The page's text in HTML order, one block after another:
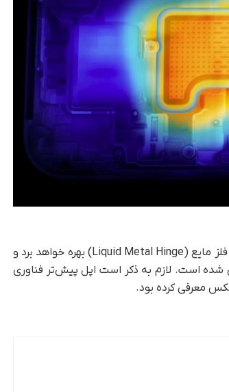
در افشاگری دیگری، اشاره شده است که آیفون اولترا از لولای مبتنی بر فلز مایع (Liquid Metal Hinge) بهره خواهد برد و
شده است. لازم به ذکر است اپل پیش‌تر فناوری